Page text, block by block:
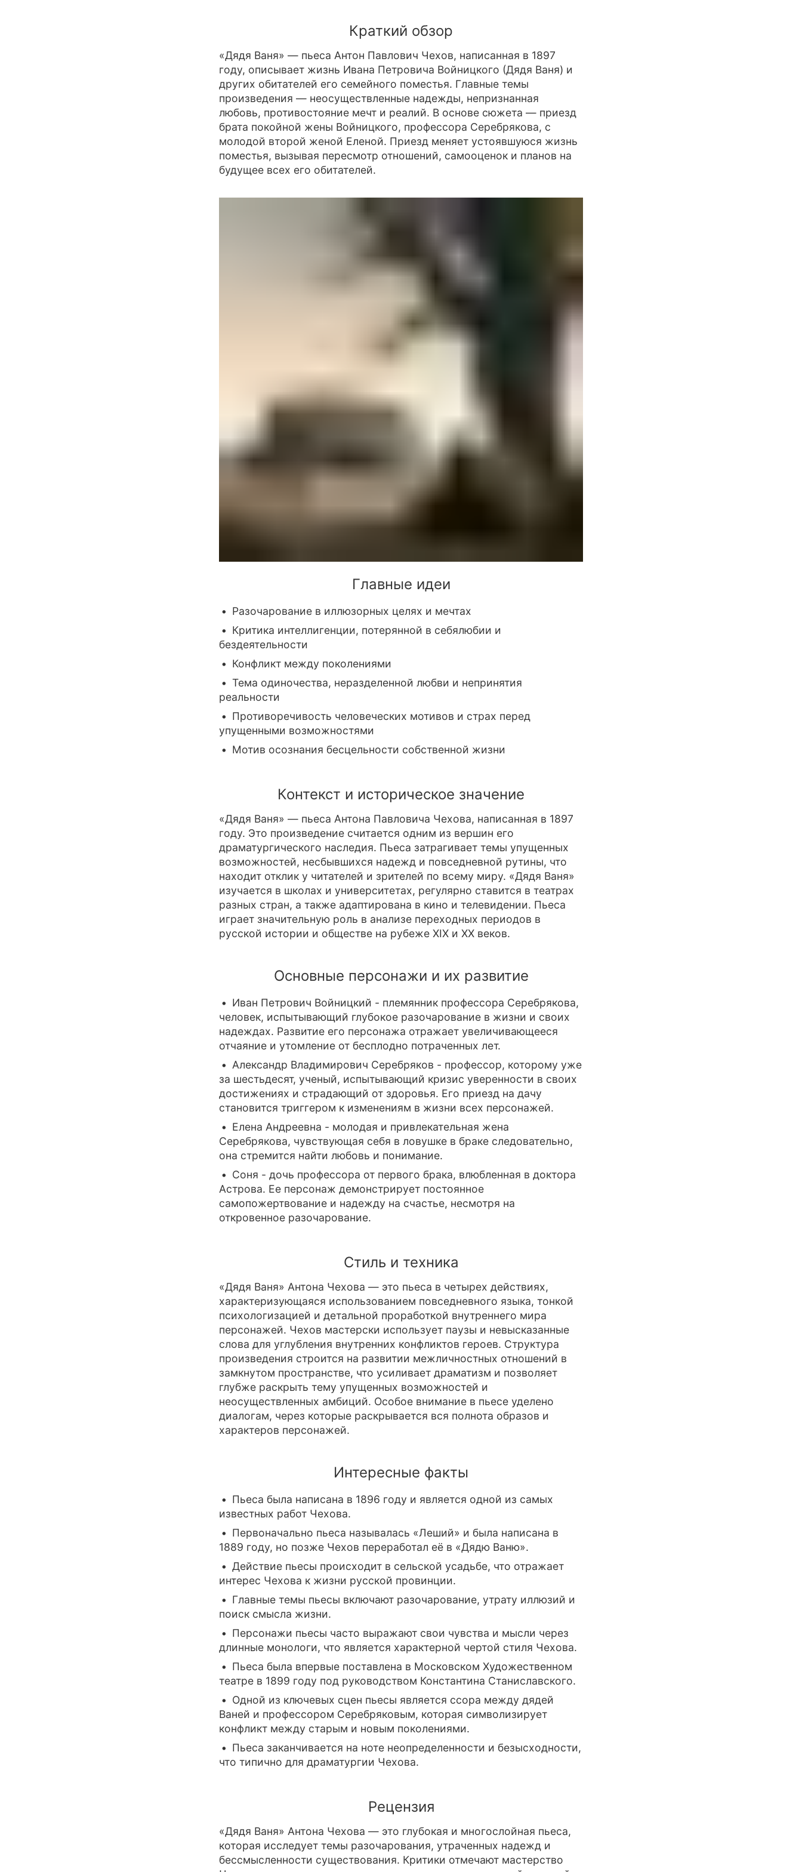
Краткий обзор
«Дядя Ваня» — пьеса Антон Павлович Чехов, написанная в 1897
году, описывает жизнь Ивана Петровича Войницкого (Дядя Ваня) и
других обитателей его семейного поместья. Главные темы
произведения — неосуществленные надежды, непризнанная
любовь, противостояние мечт и реалий. В основе сюжета — приезд
брата покойной жены Войницкого, профессора Серебрякова, с
молодой второй женой Еленой. Приезд меняет устоявшуюся жизнь
поместья, вызывая пересмотр отношений, самооценок и планов на
будущее всех его обитателей.
Главные идеи
Разочарование в иллюзорных целях и мечтах
Критика интеллигенции, потерянной в себялюбии и
бездеятельности
Конфликт между поколениями
Тема одиночества, неразделенной любви и непринятия
реальности
Противоречивость человеческих мотивов и страх перед
упущенными возможностями
Мотив осознания бесцельности собственной жизни
Контекст и историческое значение
«Дядя Ваня» — пьеса Антона Павловича Чехова, написанная в 1897
году. Это произведение считается одним из вершин его
драматургического наследия. Пьеса затрагивает темы упущенных
возможностей, несбывшихся надежд и повседневной рутины, что
находит отклик у читателей и зрителей по всему миру. «Дядя Ваня»
изучается в школах и университетах, регулярно ставится в театрах
разных стран, а также адаптирована в кино и телевидении. Пьеса
играет значительную роль в анализе переходных периодов в
русской истории и обществе на рубеже XIX и XX веков.
Основные персонажи и их развитие
Иван Петрович Войницкий - племянник профессора Серебрякова,
человек, испытывающий глубокое разочарование в жизни и своих
надеждах. Развитие его персонажа отражает увеличивающееся
отчаяние и утомление от бесплодно потраченных лет.
Александр Владимирович Серебряков - профессор, которому уже
за шестьдесят, ученый, испытывающий кризис уверенности в своих
достижениях и страдающий от здоровья. Его приезд на дачу
становится триггером к изменениям в жизни всех персонажей.
Елена Андреевна - молодая и привлекательная жена
Серебрякова, чувствующая себя в ловушке в браке следовательно,
она стремится найти любовь и понимание.
Соня - дочь профессора от первого брака, влюбленная в доктора
Астрова. Ее персонаж демонстрирует постоянное
самопожертвование и надежду на счастье, несмотря на
откровенное разочарование.
Стиль и техника
«Дядя Ваня» Антона Чехова — это пьеса в четырех действиях,
характеризующаяся использованием повседневного языка, тонкой
психологизацией и детальной проработкой внутреннего мира
персонажей. Чехов мастерски использует паузы и невысказанные
слова для углубления внутренних конфликтов героев. Структура
произведения строится на развитии межличностных отношений в
замкнутом пространстве, что усиливает драматизм и позволяет
глубже раскрыть тему упущенных возможностей и
неосуществленных амбиций. Особое внимание в пьесе уделено
диалогам, через которые раскрывается вся полнота образов и
характеров персонажей.
Интересные факты
Пьеса была написана в 1896 году и является одной из самых
известных работ Чехова.
Первоначально пьеса называлась «Леший» и была написана в
1889 году, но позже Чехов переработал её в «Дядю Ваню».
Действие пьесы происходит в сельской усадьбе, что отражает
интерес Чехова к жизни русской провинции.
Главные темы пьесы включают разочарование, утрату иллюзий и
поиск смысла жизни.
Персонажи пьесы часто выражают свои чувства и мысли через
длинные монологи, что является характерной чертой стиля Чехова.
Пьеса была впервые поставлена в Московском Художественном
театре в 1899 году под руководством Константина Станиславского.
Одной из ключевых сцен пьесы является ссора между дядей
Ваней и профессором Серебряковым, которая символизирует
конфликт между старым и новым поколениями.
Пьеса заканчивается на ноте неопределенности и безысходности,
что типично для драматургии Чехова.
Рецензия
«Дядя Ваня» Антона Чехова — это глубокая и многослойная пьеса,
которая исследует темы разочарования, утраченных надежд и
бессмысленности существования. Критики отмечают мастерство